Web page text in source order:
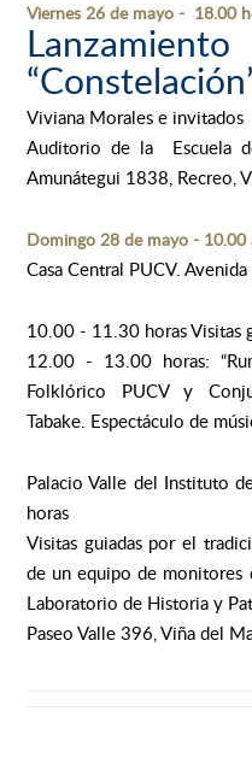
Viernes 26 de mayo - 18.00
Viviana Morales e invitados
Auditorio de la Escuela
Amunátegui 1838, Recreo,
Domingo 28 de mayo - 10.00
Casa Central PUCV.
10.00 - 11.30 horas Visitas
12.00 - 13.00 horas:
Folklórico PUCV y
Tabake. Espectáculo de
Palacio Valle del Instituto
horas
Visitas guiadas por el
de un equipo de monitores
Laboratorio de Historia y
Paseo Valle 396, Viña del